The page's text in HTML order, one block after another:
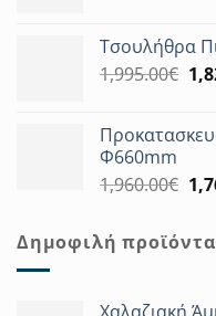
Τσουλήθρα
1,995.00€
Φ660mm
1,960.00€
Δημοφιλή προϊόντα